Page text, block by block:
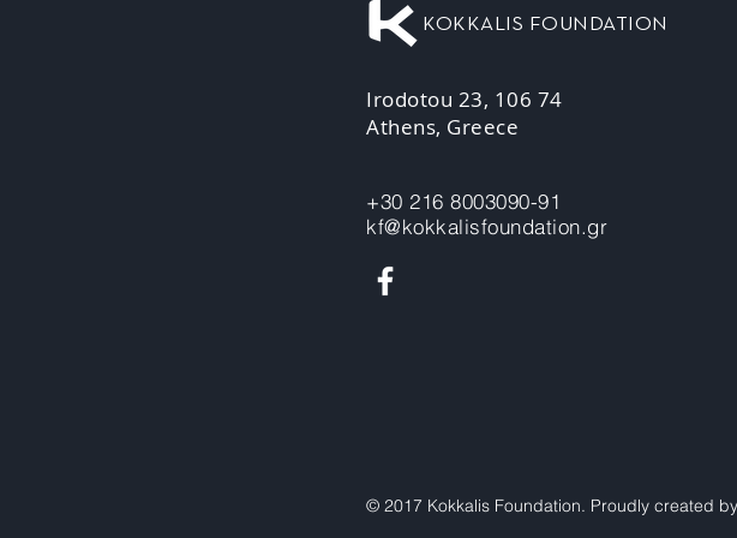
KOKKALIS FOUNDATION
Irodotou 23, 106 74
Athens, Greece
+30 216 8003090-91
kf@kokkalisfoundation.gr
© 2017 Kokkalis Foundation. Proudly created by